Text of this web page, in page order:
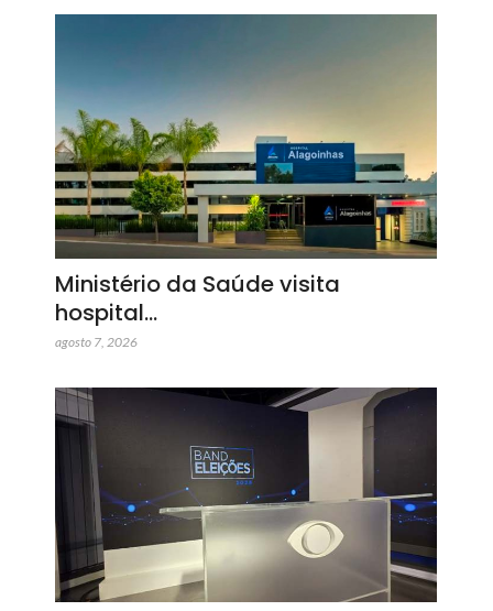
Ministério da Saúde visita
hospital…
agosto 7, 2026